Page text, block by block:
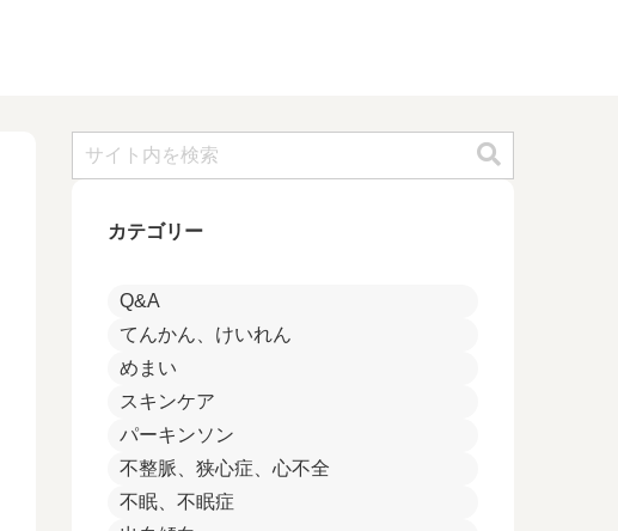
カテゴリー
Q&A
てんかん、けいれん
めまい
スキンケア
パーキンソン
不整脈、狭心症、心不全
不眠、不眠症